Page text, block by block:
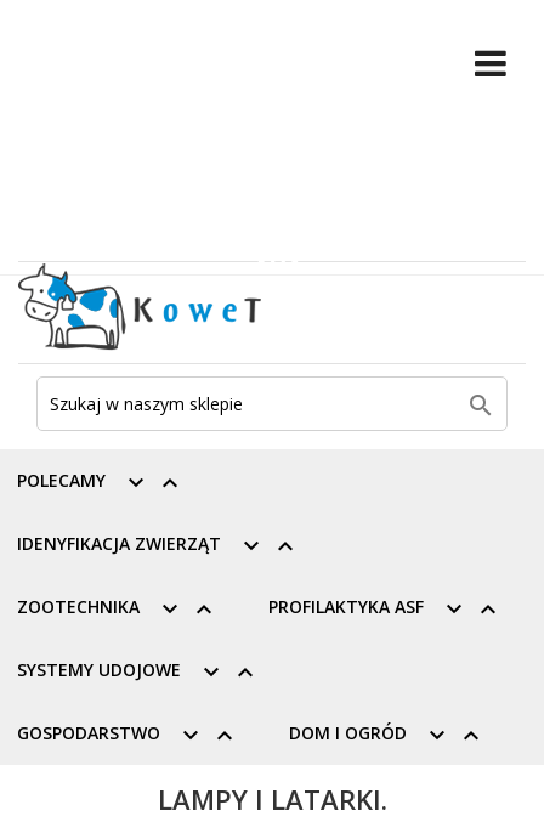

 
POLECAMY
 
IDENYFIKACJA ZWIERZĄT
 
ZOOTECHNIKA  
PROFILAKTYKA ASF
 
SYSTEMY UDOJOWE
 
GOSPODARSTWO  
DOM I OGRÓD
LAMPY I LATARKI.